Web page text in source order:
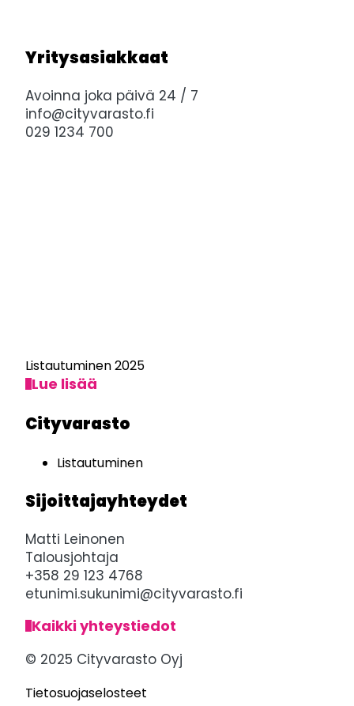
Yritysasiakkaat
Avoinna joka päivä 24 / 7
info@cityvarasto.fi
029 1234 700
Listautuminen 2025
Lue lisää
Cityvarasto
Listautuminen
Sijoittajayhteydet
Matti Leinonen
Talousjohtaja
+358 29 123 4768
etunimi.sukunimi@cityvarasto.fi
Kaikki yhteystiedot
© 2025 Cityvarasto Oyj
Tietosuojaselosteet